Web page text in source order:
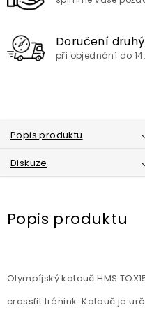
Doručení
při objednání do
Popis produktu
Diskuze
Popis produktu
Olympíjský kotouč HMS
crossfit trénink. Kotouč je